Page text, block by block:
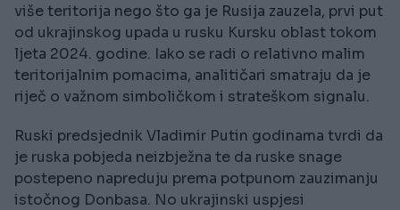
više teritorija nego što ga je Rusija zauzela, prvi put
od ukrajinskog upada u rusku Kursku oblast tokom
ljeta 2024. godine. Iako se radi o relativno malim
teritorijalnim pomacima, analitičari smatraju da je
riječ o važnom simboličkom i strateškom signalu.
Ruski predsjednik Vladimir Putin godinama tvrdi da
je ruska pobjeda neizbježna te da ruske snage
postepeno napreduju prema potpunom zauzimanju
istočnog Donbasa. No ukrajinski uspjesi